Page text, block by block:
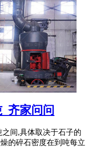
齐家问问
间,具体取决于石子的
的碎石密度在到吨每立